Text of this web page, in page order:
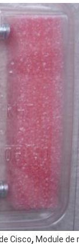
Cisco, Module de